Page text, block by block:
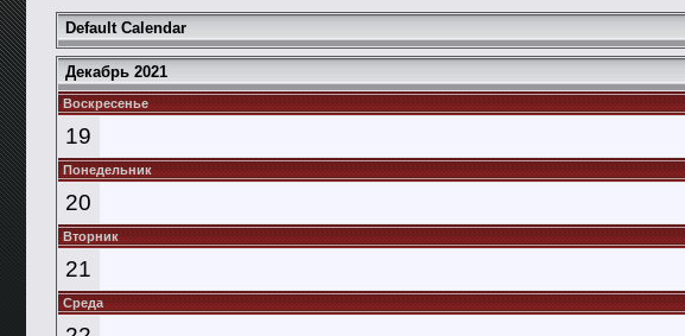
Default Calendar
Декабрь 2021
Воскресенье
19
Понедельник
20
Вторник
21
Среда